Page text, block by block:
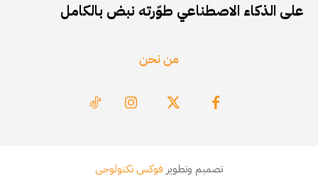
على الذكاء الاصطناعي طوّرته نبض بالكامل
من نحن
تصميم وتطوير فوكس تكنولوجى